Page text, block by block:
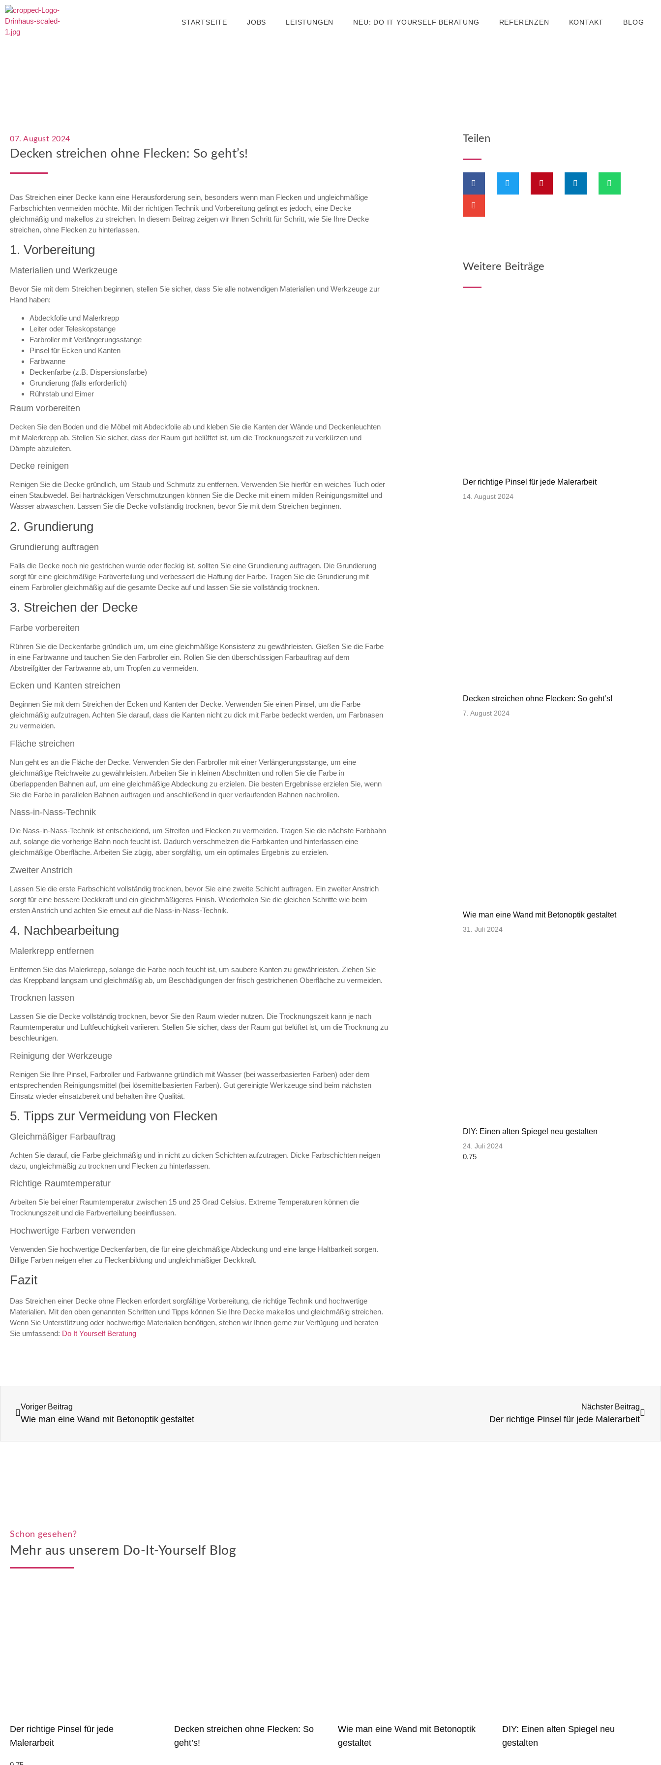
STARTSEITE JOBS LEISTUNGEN NEU: DO IT YOURSELF BERATUNG REFERENZEN KONTAKT BLOG
07. August 2024
Decken streichen ohne Flecken: So geht’s!
Das Streichen einer Decke kann eine Herausforderung sein, besonders wenn man Flecken und ungleichmäßige
Farbschichten vermeiden möchte. Mit der richtigen Technik und Vorbereitung gelingt es jedoch, eine Decke
gleichmäßig und makellos zu streichen. In diesem Beitrag zeigen wir Ihnen Schritt für Schritt, wie Sie Ihre Decke
streichen, ohne Flecken zu hinterlassen.
1. Vorbereitung
Materialien und Werkzeuge
Bevor Sie mit dem Streichen beginnen, stellen Sie sicher, dass Sie alle notwendigen Materialien und Werkzeuge zur
Hand haben:
Abdeckfolie und Malerkrepp
Leiter oder Teleskopstange
Farbroller mit Verlängerungsstange
Pinsel für Ecken und Kanten
Farbwanne
Deckenfarbe (z.B. Dispersionsfarbe)
Grundierung (falls erforderlich)
Rührstab und Eimer
Raum vorbereiten
Decken Sie den Boden und die Möbel mit Abdeckfolie ab und kleben Sie die Kanten der Wände und Deckenleuchten
mit Malerkrepp ab. Stellen Sie sicher, dass der Raum gut belüftet ist, um die Trocknungszeit zu verkürzen und
Dämpfe abzuleiten.
Decke reinigen
Reinigen Sie die Decke gründlich, um Staub und Schmutz zu entfernen. Verwenden Sie hierfür ein weiches Tuch oder
einen Staubwedel. Bei hartnäckigen Verschmutzungen können Sie die Decke mit einem milden Reinigungsmittel und
Wasser abwaschen. Lassen Sie die Decke vollständig trocknen, bevor Sie mit dem Streichen beginnen.
2. Grundierung
Grundierung auftragen
Falls die Decke noch nie gestrichen wurde oder fleckig ist, sollten Sie eine Grundierung auftragen. Die Grundierung
sorgt für eine gleichmäßige Farbverteilung und verbessert die Haftung der Farbe. Tragen Sie die Grundierung mit
einem Farbroller gleichmäßig auf die gesamte Decke auf und lassen Sie sie vollständig trocknen.
3. Streichen der Decke
Farbe vorbereiten
Rühren Sie die Deckenfarbe gründlich um, um eine gleichmäßige Konsistenz zu gewährleisten. Gießen Sie die Farbe
in eine Farbwanne und tauchen Sie den Farbroller ein. Rollen Sie den überschüssigen Farbauftrag auf dem
Abstreifgitter der Farbwanne ab, um Tropfen zu vermeiden.
Ecken und Kanten streichen
Beginnen Sie mit dem Streichen der Ecken und Kanten der Decke. Verwenden Sie einen Pinsel, um die Farbe
gleichmäßig aufzutragen. Achten Sie darauf, dass die Kanten nicht zu dick mit Farbe bedeckt werden, um Farbnasen
zu vermeiden.
Fläche streichen
Nun geht es an die Fläche der Decke. Verwenden Sie den Farbroller mit einer Verlängerungsstange, um eine
gleichmäßige Reichweite zu gewährleisten. Arbeiten Sie in kleinen Abschnitten und rollen Sie die Farbe in
überlappenden Bahnen auf, um eine gleichmäßige Abdeckung zu erzielen. Die besten Ergebnisse erzielen Sie, wenn
Sie die Farbe in parallelen Bahnen auftragen und anschließend in quer verlaufenden Bahnen nachrollen.
Nass-in-Nass-Technik
Die Nass-in-Nass-Technik ist entscheidend, um Streifen und Flecken zu vermeiden. Tragen Sie die nächste Farbbahn
auf, solange die vorherige Bahn noch feucht ist. Dadurch verschmelzen die Farbkanten und hinterlassen eine
gleichmäßige Oberfläche. Arbeiten Sie zügig, aber sorgfältig, um ein optimales Ergebnis zu erzielen.
Zweiter Anstrich
Lassen Sie die erste Farbschicht vollständig trocknen, bevor Sie eine zweite Schicht auftragen. Ein zweiter Anstrich
sorgt für eine bessere Deckkraft und ein gleichmäßigeres Finish. Wiederholen Sie die gleichen Schritte wie beim
ersten Anstrich und achten Sie erneut auf die Nass-in-Nass-Technik.
4. Nachbearbeitung
Malerkrepp entfernen
Entfernen Sie das Malerkrepp, solange die Farbe noch feucht ist, um saubere Kanten zu gewährleisten. Ziehen Sie
das Kreppband langsam und gleichmäßig ab, um Beschädigungen der frisch gestrichenen Oberfläche zu vermeiden.
Trocknen lassen
Lassen Sie die Decke vollständig trocknen, bevor Sie den Raum wieder nutzen. Die Trocknungszeit kann je nach
Raumtemperatur und Luftfeuchtigkeit variieren. Stellen Sie sicher, dass der Raum gut belüftet ist, um die Trocknung zu
beschleunigen.
Reinigung der Werkzeuge
Reinigen Sie Ihre Pinsel, Farbroller und Farbwanne gründlich mit Wasser (bei wasserbasierten Farben) oder dem
entsprechenden Reinigungsmittel (bei lösemittelbasierten Farben). Gut gereinigte Werkzeuge sind beim nächsten
Einsatz wieder einsatzbereit und behalten ihre Qualität.
5. Tipps zur Vermeidung von Flecken
Gleichmäßiger Farbauftrag
Achten Sie darauf, die Farbe gleichmäßig und in nicht zu dicken Schichten aufzutragen. Dicke Farbschichten neigen
dazu, ungleichmäßig zu trocknen und Flecken zu hinterlassen.
Richtige Raumtemperatur
Arbeiten Sie bei einer Raumtemperatur zwischen 15 und 25 Grad Celsius. Extreme Temperaturen können die
Trocknungszeit und die Farbverteilung beeinflussen.
Hochwertige Farben verwenden
Verwenden Sie hochwertige Deckenfarben, die für eine gleichmäßige Abdeckung und eine lange Haltbarkeit sorgen.
Billige Farben neigen eher zu Fleckenbildung und ungleichmäßiger Deckkraft.
Fazit
Das Streichen einer Decke ohne Flecken erfordert sorgfältige Vorbereitung, die richtige Technik und hochwertige
Materialien. Mit den oben genannten Schritten und Tipps können Sie Ihre Decke makellos und gleichmäßig streichen.
Wenn Sie Unterstützung oder hochwertige Materialien benötigen, stehen wir Ihnen gerne zur Verfügung und beraten
Sie umfassend: Do It Yourself Beratung
Teilen
Weitere Beiträge
Der richtige Pinsel für jede Malerarbeit
14. August 2024
Decken streichen ohne Flecken: So geht’s!
7. August 2024
Wie man eine Wand mit Betonoptik gestaltet
31. Juli 2024
DIY: Einen alten Spiegel neu gestalten
24. Juli 2024
Voriger Beitrag
Wie man eine Wand mit Betonoptik gestaltet
Nächster Beitrag
Der richtige Pinsel für jede Malerarbeit
Schon gesehen?
Mehr aus unserem Do-It-Yourself Blog
Der richtige Pinsel für jede
Malerarbeit
Decken streichen ohne Flecken: So
geht’s!
Wie man eine Wand mit Betonoptik
gestaltet
DIY: Einen alten Spiegel neu
gestalten